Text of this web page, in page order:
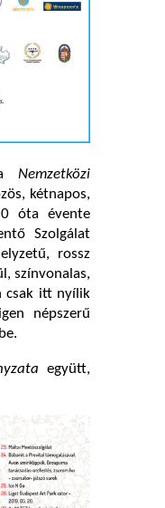
Nemzetközi
kétnapos,
óta évente
Szolgálat
rossz
színvonalas,
csak itt nyílik
népszerű
együtt,